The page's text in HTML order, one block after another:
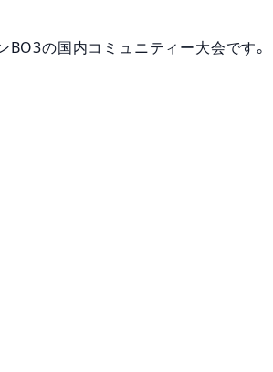
BO3の国内コミュニティー大会です。